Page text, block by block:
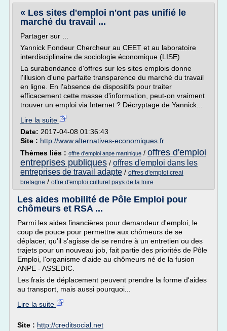
« Les sites d'emploi n'ont pas unifié le
marché du travail ...
Partager sur ...
Yannick Fondeur Chercheur au CEET et au laboratoire
interdisciplinaire de sociologie économique (LISE)
La surabondance d'offres sur les sites emplois donne
l'illusion d'une parfaite transparence du marché du travail
en ligne. En l'absence de dispositifs pour traiter
efficacement cette masse d'information, peut-on vraiment
trouver un emploi via Internet ? Décryptage de Yannick...
Lire la suite
Date: 2017-04-08 01:36:43
Site : http://www.alternatives-economiques.fr
Thèmes liés : offre d'emploi anpe martinique / offres d'emploi
entreprises publiques / offres d'emploi dans les
entreprises de travail adapte / offres d'emploi creai
bretagne / offre d'emploi culturel pays de la loire
Les aides mobilité de Pôle Emploi pour
chômeurs et RSA ...
Parmi les aides financières pour demandeur d'emploi, le
coup de pouce pour permettre aux chômeurs de se
déplacer, qu'il s'agisse de se rendre à un entretien ou des
trajets pour un nouveau job, fait partie des priorités de Pôle
Emploi, l'organisme d'aide au chômeurs né de la fusion
ANPE - ASSEDIC.
Les frais de déplacement peuvent prendre la forme d'aides
au transport, mais aussi pourquoi...
Lire la suite
Site : http://creditsocial.net